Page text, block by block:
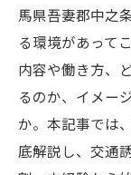
馬県吾妻郡中之
る環境があって
内容や働き方、
るのか、イメー
か。本記事では
底解説し、交通